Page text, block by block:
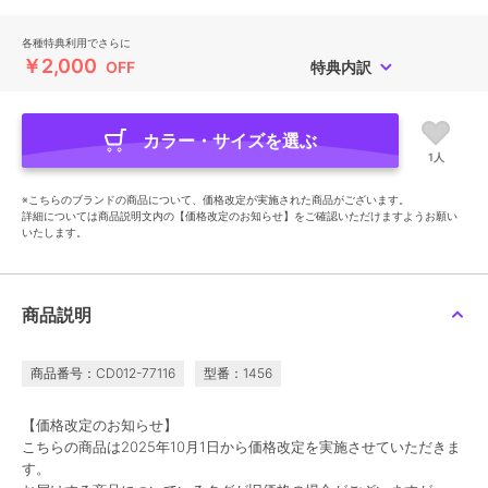
各種特典利用でさらに
￥2,000 OFF 特典内訳
カラー・サイズを選ぶ
1人
※こちらのブランドの商品について、価格改定が実施された商品がございます。
詳細については商品説明文内の【価格改定のお知らせ】をご確認いただけますようお願い
いたします。
商品説明
商品番号：CD012-77116 型番：1456
【価格改定のお知らせ】
こちらの商品は2025年10月1日から価格改定を実施させていただきま
す。